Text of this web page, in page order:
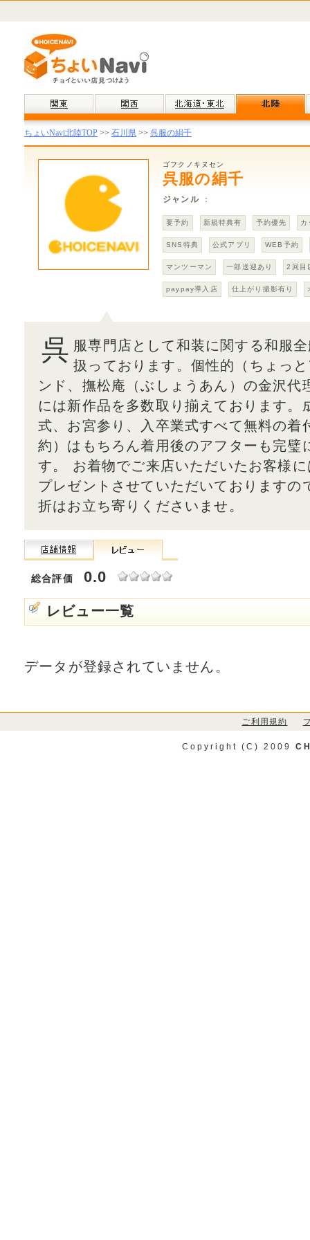
ちょいNavi北陸TOP >> 石川県 >> 呉服の絹千
ゴフクノキヌセン
呉服の絹千
ジャンル：
要予約 新規特典有 予約優先 カ
SNS特典 公式アプリ WEB予約
マンツーマン 一部送迎あり 2回目
paypay導入店 仕上がり撮影有り
呉 服専門店として和装に関する和服
扱っております。個性的（ちょっ
ンド、撫松庵（ぶしょうあん）の金沢代
には新作品を多数取り揃えております。
式、お宮参り、入卒業式すべて無料の着
約）はもちろん着用後のアフターも完璧
す。 お着物でご来店いただいたお客様
プレゼントさせていただいておりますの
折はお立ち寄りくださいませ。
総合評価 0.0
レビュー一覧
データが登録されていません。
ご利用規約
Copyright (C) 2009